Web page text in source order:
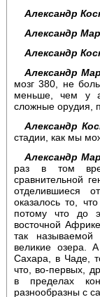
Александр
Александр
Александр
Александр
мозг 380, не
меньше, чем у
сложные орудия,
Александр
стадии, как мы
Александр
раз в том
сравнительной
отделившиеся
оказалось то,
потому что до
восточной
так
великие озера.
Сахара, в Чаде,
что, во-первых,
в пределах
разнообразны с